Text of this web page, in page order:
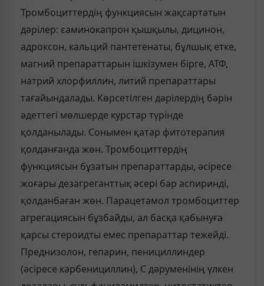
Тромбоциттердің функциясын жақсартатын
дәрілер: εаминокапрон қышқылы, дицинон,
адроксон, кальций пантетенаты, бұлшық етке,
магний препараттарын ішкізумен бірге, АТФ,
натрий хлорфиллин, литий препараттары
тағайындалады. Көрсетілген дәрілердің бәрін
әдеттегі мөлшерде курстар түрінде
қолданылады. Сонымен қатар фитотерапия
қолданғанда жөн. Тромбоциттердің
функциясын бұзатын препараттарды, әсіресе
жоғары дезагреганттық әсері бар аспиринді,
қолданбаған жөн. Парацетамол тромбоциттер
агрегациясын бұзбайды, ал басқа қабынуға
қарсы стероидты емес препараттар тежейді.
Преднизолон, гепарин, пенициллиндер
(әсіресе карбенициллин), С дәруменінің үлкен